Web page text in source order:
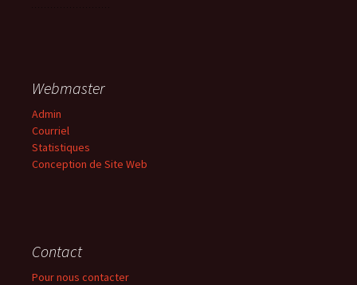
Webmaster
Admin
Courriel
Statistiques
Conception de Site Web
Contact
Pour nous contacter